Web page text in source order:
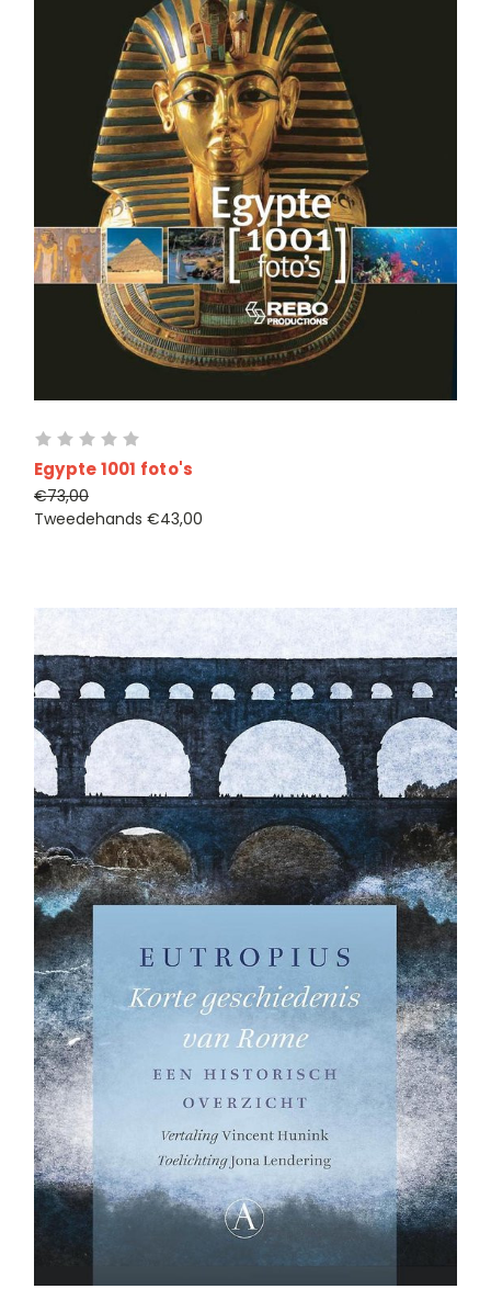
Egypte 1001 foto's
€73,00
Tweedehands €43,00